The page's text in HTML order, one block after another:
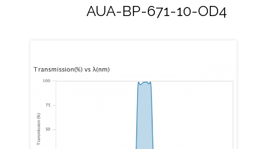
AUA-BP-671-10-OD4